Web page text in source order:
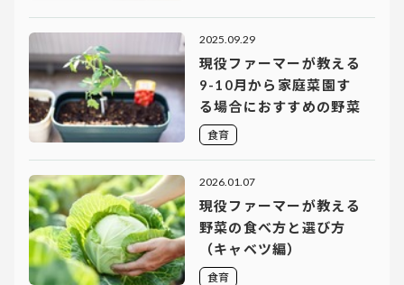
2025.09.29
現役ファーマーが教える
9-10月から家庭菜園す
る場合におすすめの野菜
食育
2026.01.07
現役ファーマーが教える
野菜の食べ方と選び方
（キャベツ編）
食育